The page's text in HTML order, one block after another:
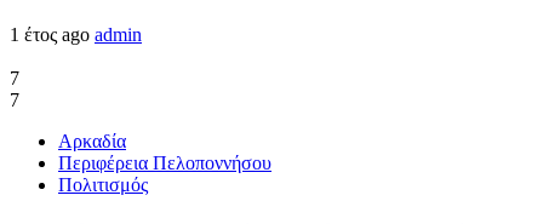
1 έτος ago admin
7
7
Αρκαδία
Περιφέρεια Πελοποννήσου
Πολιτισμός